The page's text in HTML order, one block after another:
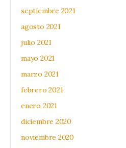
septiembre 2021
agosto 2021
julio 2021
mayo 2021
marzo 2021
febrero 2021
enero 2021
diciembre 2020
noviembre 2020